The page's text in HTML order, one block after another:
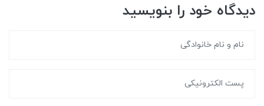
دیدگاه خود را بنویسید